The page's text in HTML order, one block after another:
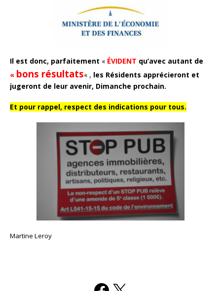
Il est donc, parfaitement « ÉVIDENT qu’avec autant de
« bons résultats« , les Résidents apprécieront et
jugeront de leur avenir, Dimanche prochain.
Et pour rappel, respect des indications pour tous.
Martine Leroy